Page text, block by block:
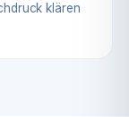
klären